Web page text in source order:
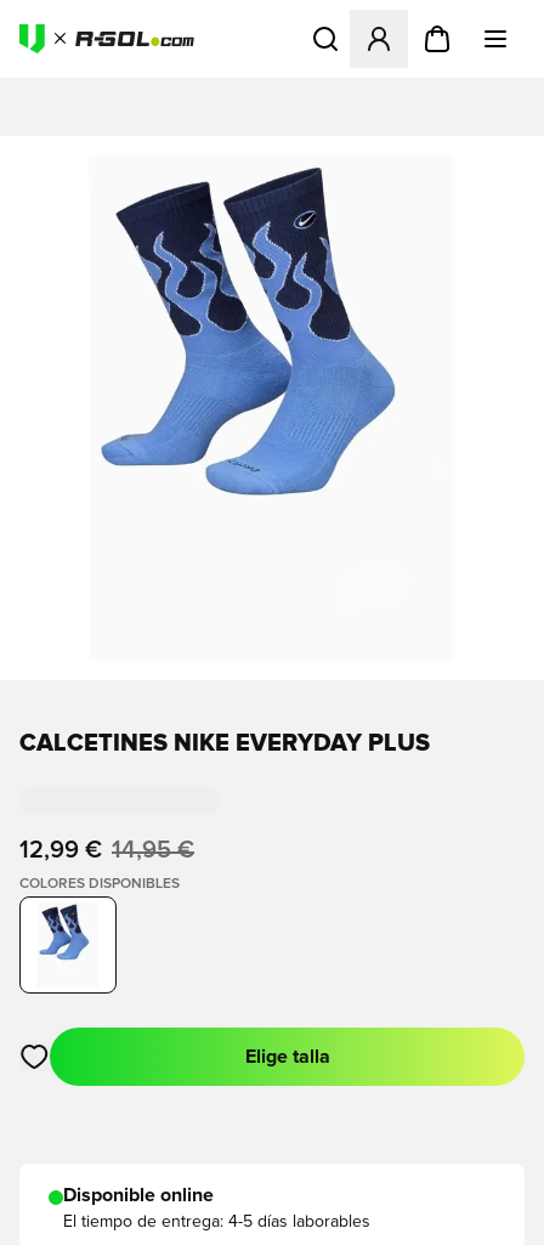
Abre un modal para iniciar
CALCETINES NIKE EVERYDAY PLUS
12,99 € 14,95 €
COLORES DISPONIBLES
Abre un modal para iniciar sesión o registrarse como miembro
Elige talla
Disponible online
El tiempo de entrega: 4-5 días laborables